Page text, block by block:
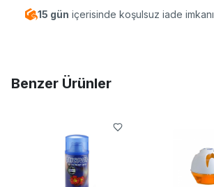
15 gün içerisinde koşulsuz iade imkanı
Benzer Ürünler